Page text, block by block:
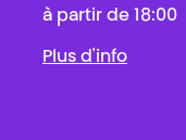
à partir de 18:00
Plus d'info